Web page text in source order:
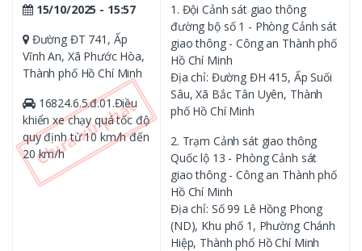
15/10/2025 - 15:57
Đường ĐT 741, Ấp
Vĩnh An, Xã Phước Hòa,
Thành phố Hồ Chí Minh
16824.6.5.đ.01.Điều
khiển xe chạy quá tốc độ
quy định từ 10 km/h đến
20 km/h
1. Đội Cảnh sát giao thông
đường bộ số 1 - Phòng Cảnh sát
giao thông - Công an Thành phố
Hồ Chí Minh
Địa chỉ: Đường ĐH 415, Ấp Suối
Sâu, Xã Bắc Tân Uyên, Thành
phố Hồ Chí Minh
2. Trạm Cảnh sát giao thông
Quốc lộ 13 - Phòng Cảnh sát
giao thông - Công an Thành phố
Hồ Chí Minh
Địa chỉ: Số 99 Lê Hồng Phong
(ND), Khu phố 1, Phường Chánh
Hiệp, Thành phố Hồ Chí Minh